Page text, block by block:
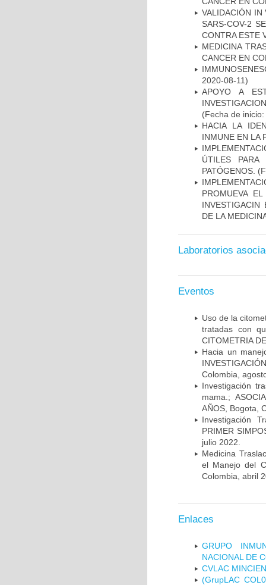
VALIDACIÓN IN
SARS-COV-2
CONTRA ESTE
MEDICINA
CANCER EN
2020-08-11)
APOYO A
(Fecha de
HACIA LA
INMUNE EN LA
ÚTILES
PATÓGENOS.
PROMUEVA
INVESTIGACIN
DE LA
Laboratorios
Eventos
Uso de la
tratadas con
CITOMETRIA
Hacia un
Colombia,
Investigación
mama.;
AÑOS, Bogota,
Investigación
PRIMER
julio 2022.
Medicina
el Manejo del
Colombia, abril
Enlaces
GRUPO
NACIONAL DE
CVLAC
(GrupLAC